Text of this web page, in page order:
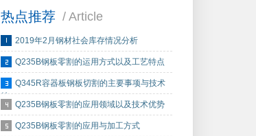
热点推荐 / Article
2019年2月钢材社会库存情况分析
Q235B钢板零割的运用方式以及工艺特点
Q345R容器板钢板切割的主要事项与技术
特…
Q235B钢板零割的应用领域以及技术优势
Q235B钢板零割的应用与加工方式